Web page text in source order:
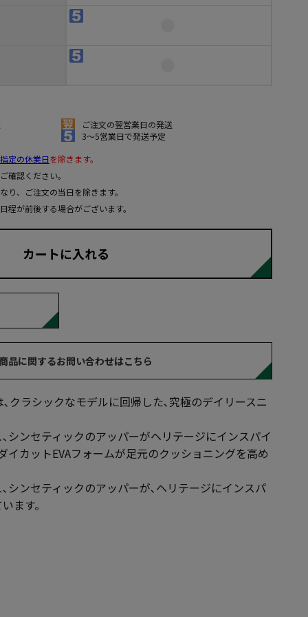
ご注文の翌営業日の発送
3～5営業日で発送予定
定の休業日を除きます。
確認ください。
、ご注文の当日を除きます。
が前後する場合がございます。
カートに入れる
品に関するお問い合わせはこちら
クラシックなモデルに回帰した､究極のデイリースニ
シンセティックのアッパーがヘリテージにインスパイ
イカットEVAフォームが足元のクッショニングを高め
シンセティックのアッパーが､ヘリテージにインスパ
ます。